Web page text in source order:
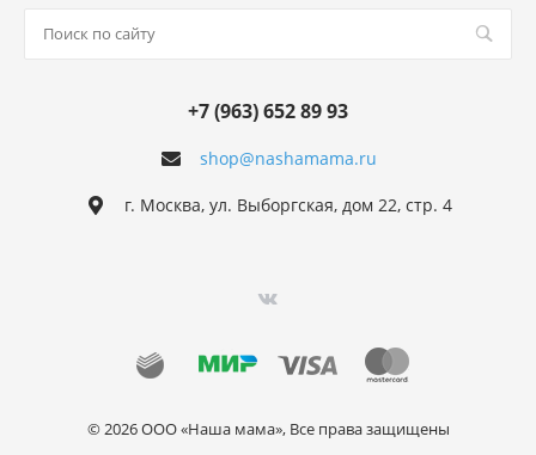
shop@nashamama.ru
+7 (963) 652 89 93
г. Москва, ул. Выборгская, дом 22, стр. 4
© 2026 ООО «Наша мама», Все права защищены